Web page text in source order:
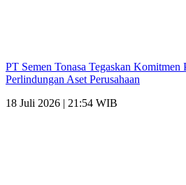
PT Semen Tonasa Tegaskan Komitmen
Perlindungan Aset Perusahaan
18 Juli 2026 | 21:54 WIB